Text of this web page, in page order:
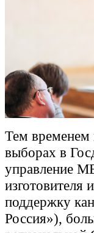
Тем временем
выборах в
управление
изготовителя
поддержку
Россия»),